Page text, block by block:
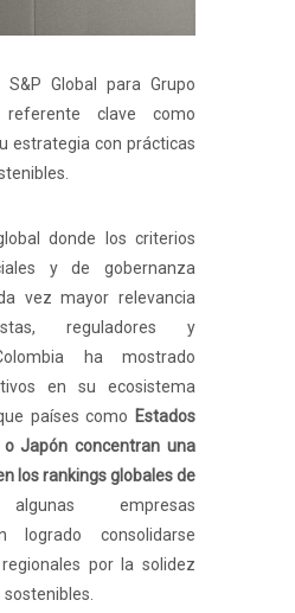
S&P Global para Grupo
clave como
estrategia con prácticas
donde los criterios
y de gobernanza
vez mayor relevancia
reguladores y
ha mostrado
en su ecosistema
países como Estados
o Japón concentran una
los rankings globales de
empresas
logrado consolidarse
por la solidez